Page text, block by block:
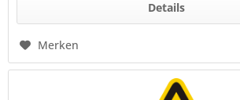
Details
Merken